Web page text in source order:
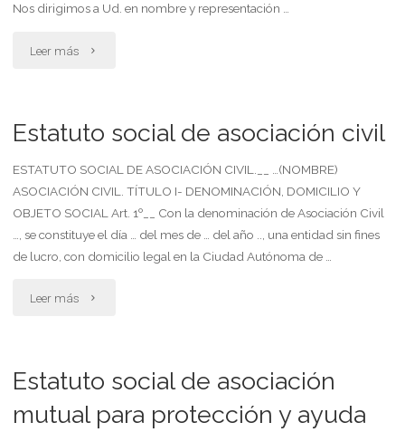
Nos dirigimos a Ud. en nombre y representación …
Leer más "Denuncia
o
formal
que
podría
presentar
asociación
de
Estatuto social de asociación civil
ESTATUTO SOCIAL DE ASOCIACIÓN CIVIL.__ …(NOMBRE)
ASOCIACIÓN CIVIL. TÍTULO I- DENOMINACIÓN, DOMICILIO Y
OBJETO SOCIAL Art. 1º__ Con la denominación de Asociación Civil
…, se constituye el día … del mes de … del año .., una entidad sin fines
de lucro, con domicilio legal en la Ciudad Autónoma de …
Leer más "Estatuto
asociación
Estatuto social de asociación
mutual para protección y ayuda